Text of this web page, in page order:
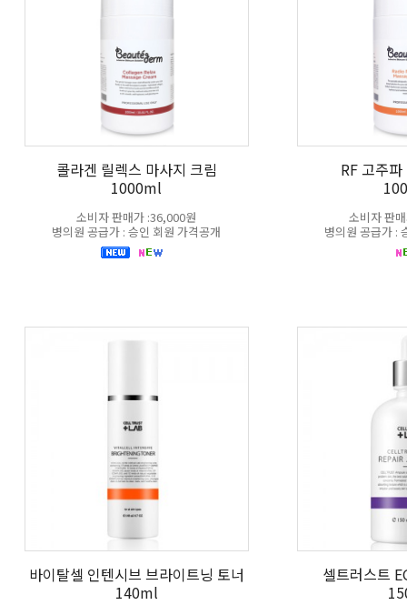
콜라겐 릴렉스 마사지 크림
1000ml
소비자 판매가 :36,000원
병의원 공급가 : 승인 회원 가격공개
RF 고주
소비자 판
병의원 공급가 :
바이탈셀 인텐시브 브라이트닝 토너
140ml
셀트러스트